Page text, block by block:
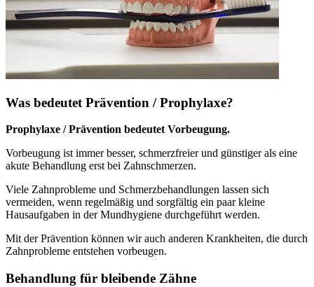
Was bedeutet Prävention / Prophylaxe?
Prophylaxe / Prävention bedeutet Vorbeugung.
Vorbeugung ist immer besser, schmerzfreier und günstiger als eine
akute Behandlung erst bei Zahnschmerzen.
Viele Zahnprobleme und Schmerzbehandlungen lassen sich
vermeiden, wenn regelmäßig und sorgfältig ein paar kleine
Hausaufgaben in der Mundhygiene durchgeführt werden.
Mit der Prävention können wir auch anderen Krankheiten, die durch
Zahnprobleme entstehen vorbeugen.
Behandlung für bleibende Zähne